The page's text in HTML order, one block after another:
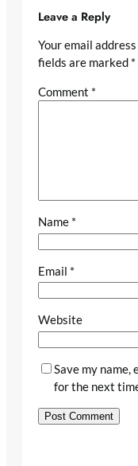
Leave a Reply
Your email
fields are marked *
Comment *
Name *
Email *
Website
Save my name,
for the next